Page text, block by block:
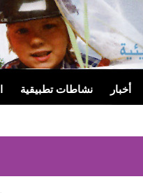
أخبار نشاطات تطبيقية